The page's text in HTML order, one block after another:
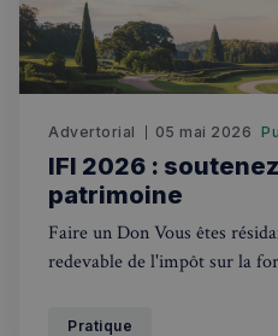
Advertorial 05 mai 2026
IFI 2026 :
patrimoine
Faire un Don Vous êtes résidant au Royaume-Uni et êtes
redevable de l'impôt sur la
Fondation du patrimoine et
Pratique